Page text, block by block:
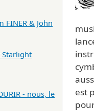
est
FINER & John
Starlight
- nous, le